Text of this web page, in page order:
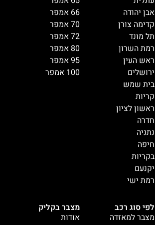
מצבר בקליק
אודות
לפי סוג רכב
מצבר למאזדה
66 אמפר
70 אמפר
72 אמפר
80 אמפר
95 אמפר
100 אמפר
אבן יהודה
קדימה צורן
תל מונד
רמת השרון
ראש העין
ירושלים
בית שמש
קריות
ראשון לציון
חדרה
נתניה
חיפה
בקריות
יקנעם
רמת ישי